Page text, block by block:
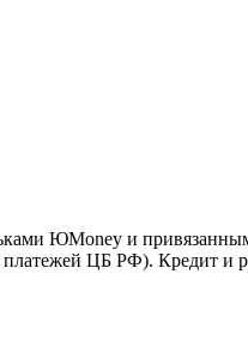
ЮMoney и
ЦБ РФ). Кредит и